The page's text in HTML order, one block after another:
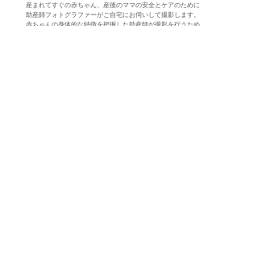
産まれてすぐの赤ちゃん、産後のママの安全とケアのために
助産師フォトグラファーがご自宅にお伺いして撮影します。
赤ちゃんの身体的な特徴を把握した助産師が撮影を行うため、